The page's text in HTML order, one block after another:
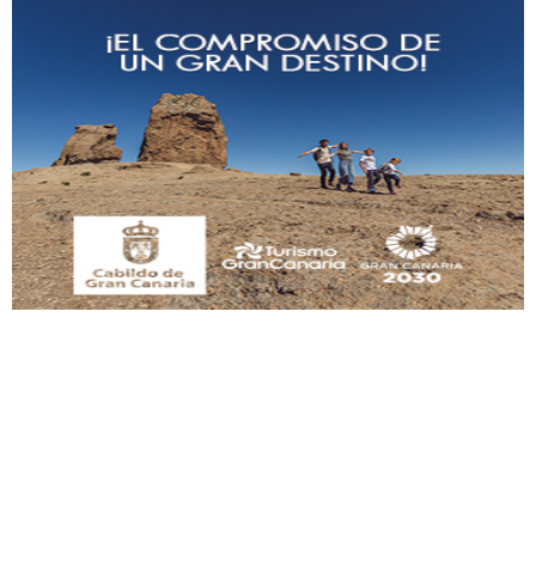
Gato manso encontrado
Este gato macho ha aparecido en la calle hace menos de un mes, es muy
manso y extremadamente cari...
Leales.org » Gran Canaria | 9.7.2025